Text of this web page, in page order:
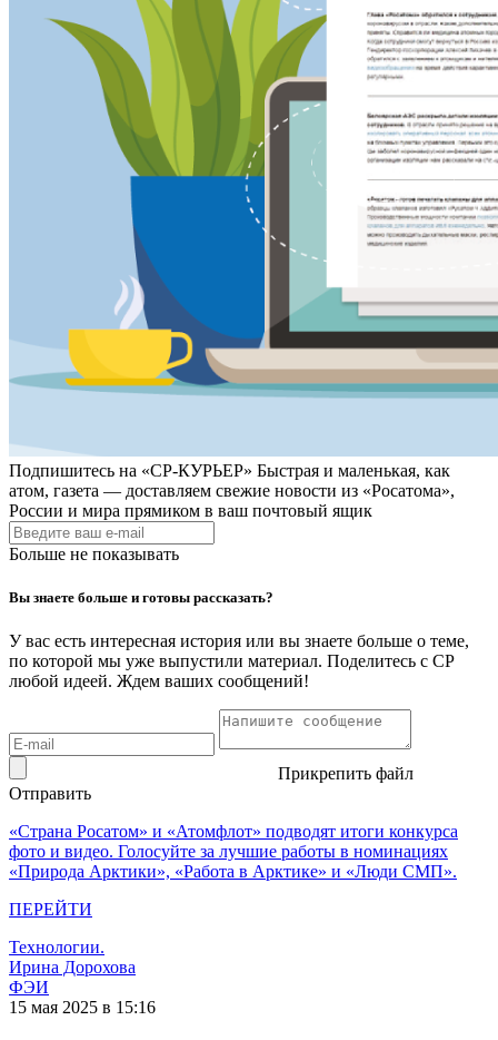
Подпишитесь на «СР-КУРЬЕР» Быстрая и маленькая, как
атом, газета — доставляем свежие новости из «Росатома»,
России и мира прямиком в ваш почтовый ящик
Больше не показывать
Вы знаете больше и готовы рассказать?
У вас есть интересная история или вы знаете больше о теме,
по которой мы уже выпустили материал. Поделитесь с СР
любой идеей. Ждем ваших сообщений!
Прикрепить файл
Отправить
«Страна Росатом» и «Атомфлот» подводят итоги конкурса
фото и видео. Голосуйте за лучшие работы в номинациях
«Природа Арктики», «Работа в Арктике» и «Люди СМП».
ПЕРЕЙТИ
Технологии.
Ирина Дорохова
ФЭИ
15 мая 2025 в 15:16